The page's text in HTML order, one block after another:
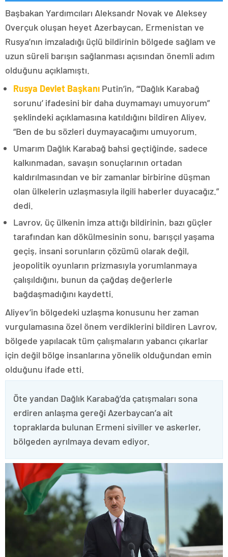
Başbakan Yardımcıları Aleksandr Novak ve Aleksey
Overçuk oluşan heyet Azerbaycan, Ermenistan ve
Rusya’nın imzaladığı üçlü bildirinin bölgede sağlam ve
uzun süreli barışın sağlanması açısından önemli adım
olduğunu açıklamıştı.
Rusya Devlet Başkanı Putin’in, “‘Dağlık Karabağ
sorunu’ ifadesini bir daha duymamayı umuyorum”
şeklindeki açıklamasına katıldığını bildiren Aliyev,
“Ben de bu sözleri duymayacağımı umuyorum.
Umarım Dağlık Karabağ bahsi geçtiğinde, sadece
kalkınmadan, savaşın sonuçlarının ortadan
kaldırılmasından ve bir zamanlar birbirine düşman
olan ülkelerin uzlaşmasıyla ilgili haberler duyacağız.”
dedi.
Lavrov, üç ülkenin imza attığı bildirinin, bazı güçler
tarafından kan dökülmesinin sonu, barışçıl yaşama
geçiş, insani sorunların çözümü olarak değil,
jeopolitik oyunların prizmasıyla yorumlanmaya
çalışıldığını, bunun da çağdaş değerlerle
bağdaşmadığını kaydetti.
Aliyev’in bölgedeki uzlaşma konusunu her zaman
vurgulamasına özel önem verdiklerini bildiren Lavrov,
bölgede yapılacak tüm çalışmaların yabancı çıkarlar
için değil bölge insanlarına yönelik olduğundan emin
olduğunu ifade etti.
Öte yandan Dağlık Karabağ’da çatışmaları sona
erdiren anlaşma gereği Azerbaycan’a ait
topraklarda bulunan Ermeni siviller ve askerler,
bölgeden ayrılmaya devam ediyor.